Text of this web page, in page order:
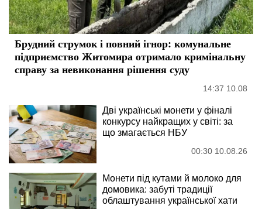
Брудний струмок і повний ігнор: комунальне
підприємство Житомира отримало кримінальну
справу за невиконання рішення суду
14:37 10.08
Дві українські монети у фіналі
конкурсу найкращих у світі: за
що змагається НБУ
00:30 10.08.26
Монети під кутами й молоко для
домовика: забуті традиції
облаштування української хати